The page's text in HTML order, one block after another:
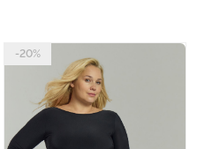
-20%